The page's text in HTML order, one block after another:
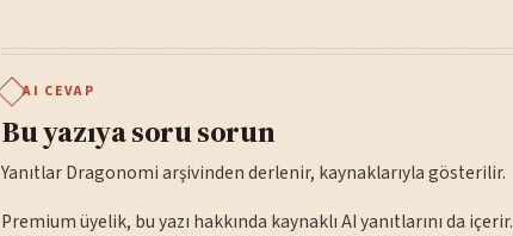
AI CEVAP
Bu yazıya soru sorun
Yanıtlar Dragonomi arşivinden derlenir, kaynaklarıyla gösterilir.
Premium üyelik, bu yazı hakkında kaynaklı AI yanıtlarını da içerir.